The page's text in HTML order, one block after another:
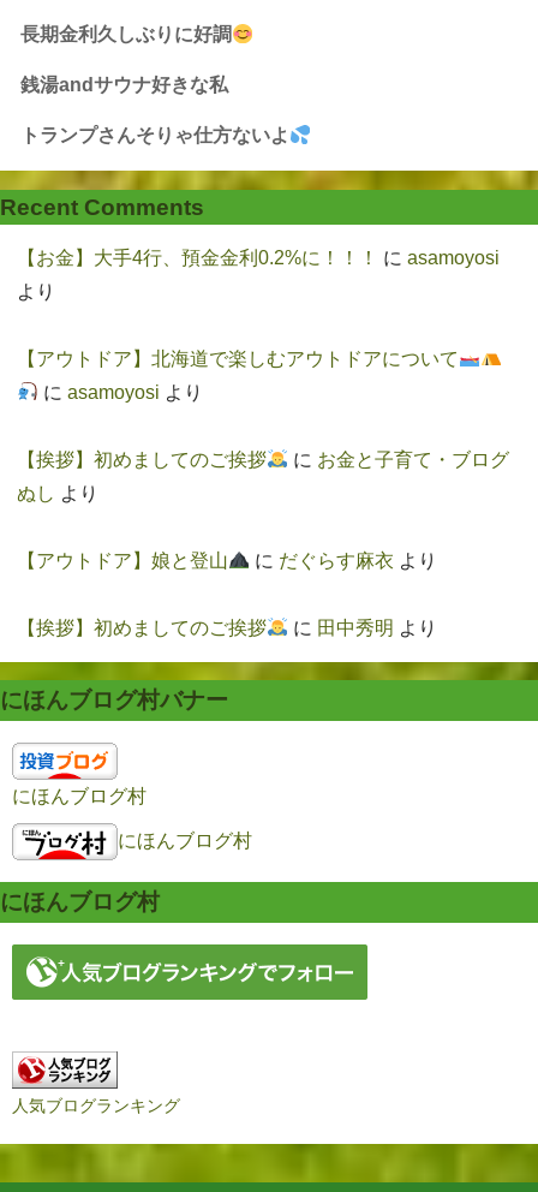
長期金利久しぶりに好調
銭湯andサウナ好きな私
トランプさんそりゃ仕方ないよ
Recent Comments
【お金】大手4行、預金金利0.2%に！！！ に asamoyosi
より
【アウトドア】北海道で楽しむアウトドアについて
に asamoyosi より
【挨拶】初めましてのご挨拶 に お金と子育て・ブログ
ぬし より
【アウトドア】娘と登山 に だぐらす麻衣 より
【挨拶】初めましてのご挨拶 に 田中秀明 より
にほんブログ村バナー
にほんブログ村
にほんブログ村
にほんブログ村
人気ブログランキング